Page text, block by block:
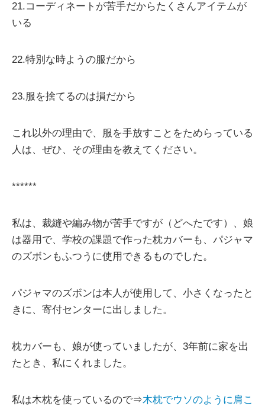
21.コーディネートが苦手だからたくさんアイテムが
いる
22.特別な時ようの服だから
23.服を捨てるのは損だから
これ以外の理由で、服を手放すことをためらっている
人は、ぜひ、その理由を教えてください。
******
私は、裁縫や編み物が苦手ですが（どへたです）、娘
は器用で、学校の課題で作った枕カバーも、パジャマ
のズボンもふつうに使用できるものでした。
パジャマのズボンは本人が使用して、小さくなったと
きに、寄付センターに出しました。
枕カバーも、娘が使っていましたが、3年前に家を出
たとき、私にくれました。
私は木枕を使っているので⇒木枕でウソのように肩こ